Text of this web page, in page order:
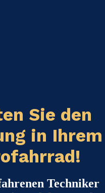
Sie den
in Ihrem
Techniker